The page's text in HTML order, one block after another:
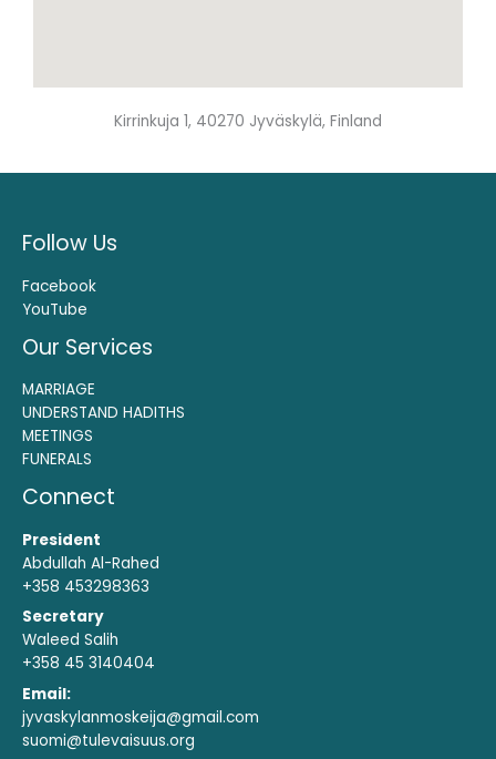
Kirrinkuja 1, 40270 Jyväskylä, Finland
Follow Us
Facebook
YouTube
Our Services
MARRIAGE
UNDERSTAND HADITHS
MEETINGS
FUNERALS
Connect
President
Abdullah Al-Rahed
+358 453298363
Secretary
Waleed Salih
+358 45 3140404
Email:
jyvaskylanmoskeija@gmail.com
suomi@tulevaisuus.org